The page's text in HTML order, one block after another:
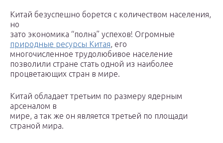
Китай безуспешно борется с количеством населения,
но
зато экономика “полна” успехов! Огромные
природные ресурсы Китая, его
многочисленное трудолюбивое население
позволили стране стать одной из наиболее
процветающих стран в мире.
Китай обладает третьим по размеру ядерным
арсеналом в
мире, а так же он является третьей по площади
страной мира.